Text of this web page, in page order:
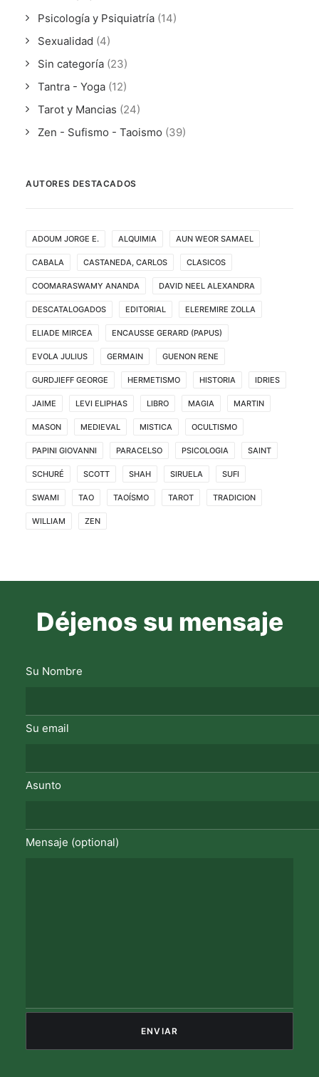
Psicología y Psiquiatría (14)
Sexualidad (4)
Sin categoría (23)
Tantra - Yoga (12)
Tarot y Mancias (24)
Zen - Sufismo - Taoismo (39)
AUTORES DESTACADOS
ADOUM JORGE E. ALQUIMIA AUN WEOR SAMAEL
CABALA CASTANEDA, CARLOS CLASICOS
COOMARASWAMY ANANDA DAVID NEEL ALEXANDRA
DESCATALOGADOS EDITORIAL ELEREMIRE ZOLLA
ELIADE MIRCEA ENCAUSSE GERARD (PAPUS)
EVOLA JULIUS GERMAIN GUENON RENE
GURDJIEFF GEORGE HERMETISMO HISTORIA IDRIES
JAIME LEVI ELIPHAS LIBRO MAGIA MARTIN
MASON MEDIEVAL MISTICA OCULTISMO
PAPINI GIOVANNI PARACELSO PSICOLOGIA SAINT
SCHURÉ SCOTT SHAH SIRUELA SUFI
SWAMI TAO TAOÍSMO TAROT TRADICION
WILLIAM ZEN
Déjenos su mensaje
Su Nombre
Su email
Asunto
Mensaje (optional)